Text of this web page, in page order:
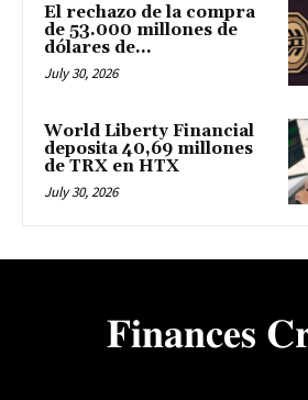
El rechazo de la compra
de 53.000 millones de
dólares de...
July 30, 2026
World Liberty Financial
deposita 40,69 millones
de TRX en HTX
July 30, 2026
𝐅𝐢𝐧𝐚𝐧𝐜𝐞𝐬